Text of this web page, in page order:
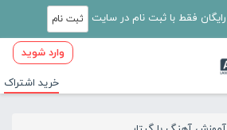
ثبت نام
وارد شوید
خرید اشتراک